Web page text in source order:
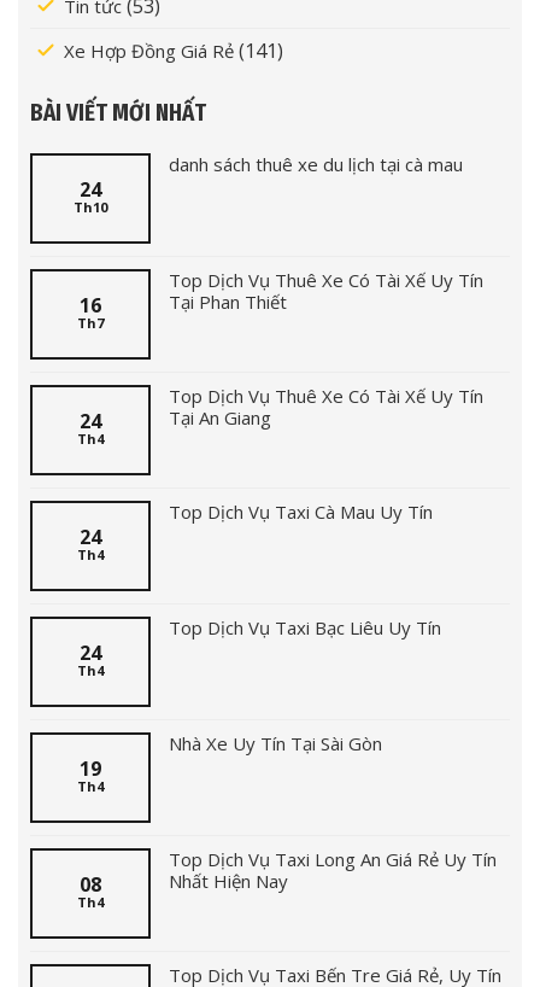
Tin tức (53)
Xe Hợp Đồng Giá Rẻ (141)
BÀI VIẾT MỚI NHẤT
24
Th10
danh sách thuê xe du lịch tại cà mau
16
Th7
Top Dịch Vụ Thuê Xe Có Tài Xế Uy Tín
Tại Phan Thiết
24
Th4
Top Dịch Vụ Thuê Xe Có Tài Xế Uy Tín
Tại An Giang
24
Th4
Top Dịch Vụ Taxi Cà Mau Uy Tín
24
Th4
Top Dịch Vụ Taxi Bạc Liêu Uy Tín
19
Th4
Nhà Xe Uy Tín Tại Sài Gòn
08
Th4
Top Dịch Vụ Taxi Long An Giá Rẻ Uy Tín
Nhất Hiện Nay
Top Dịch Vụ Taxi Bến Tre Giá Rẻ, Uy Tín